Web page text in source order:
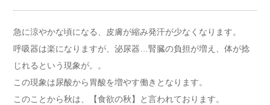
急に涼やかな頃になる、皮膚が縮み発汗が少なくなります。
呼吸器は楽になりますが、泌尿器…腎臓の負担が増え、体が捻
じれるという現象が。。
この現象は尿酸から胃酸を増やす働きとなります。
このことから秋は、【食欲の秋】と言われております。